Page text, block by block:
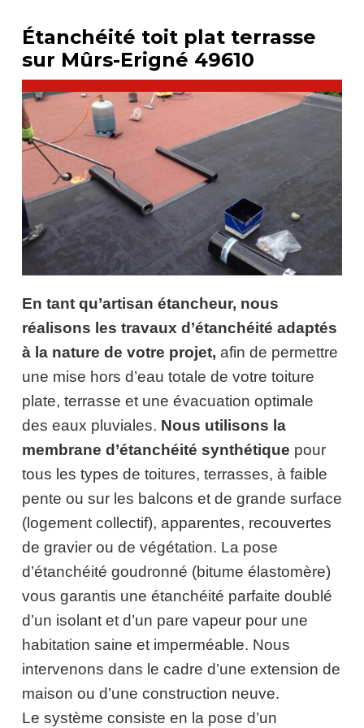
Étanchéité toit plat terrasse
sur Mûrs-Erigné 49610
En tant qu’artisan étancheur, nous
réalisons les travaux d’étanchéité adaptés
à la nature de votre projet, afin de permettre
une mise hors d’eau totale de votre toiture
plate, terrasse et une évacuation optimale
des eaux pluviales. Nous utilisons la
membrane d’étanchéité synthétique pour
tous les types de toitures, terrasses, à faible
pente ou sur les balcons et de grande surface
(logement collectif), apparentes, recouvertes
de gravier ou de végétation. La pose
d’étanchéité goudronné (bitume élastomère)
vous garantis une étanchéité parfaite doublé
d’un isolant et d’un pare vapeur pour une
habitation saine et imperméable. Nous
intervenons dans le cadre d’une extension de
maison ou d’une construction neuve.
Le système consiste en la pose d’un